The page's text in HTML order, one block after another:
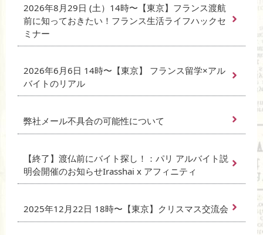
2026年8月29日 (土）14時〜【東京】フランス渡航
前に知っておきたい！フランス生活ライフハックセ
ミナー
2026年6月6日 14時〜【東京】 フランス留学×アル
バイトのリアル
弊社メール不具合の可能性について
【終了】渡仏前にバイト探し！：パリ アルバイト説
明会開催のお知らせIrasshai x アフィニティ
2025年12月22日 18時〜【東京】クリスマス交流会